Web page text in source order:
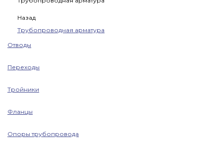
Назад
Трубопроводная арматура
Отводы
Переходы
Тройники
Фланцы
Опоры трубопровода